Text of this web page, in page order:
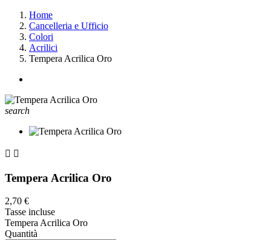
Home
Cancelleria e Ufficio
Colori
Acrilici
Tempera Acrilica Oro
search
 
Tempera Acrilica Oro
2,70 €
Tasse incluse
Tempera Acrilica Oro
Quantità